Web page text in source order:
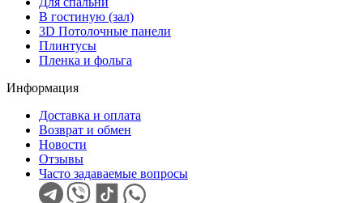
В гостиную (зал)
3D Потолочные панели
Плинтусы
Пленка и фольга
Информация
Доставка и оплата
Возврат и обмен
Новости
Отзывы
Часто задаваемые вопросы